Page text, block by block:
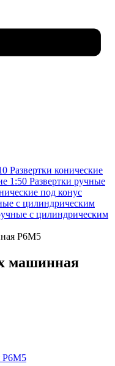
Развертки конические
1:50 Развертки ручные
под конус
с цилиндрическим
с цилиндрическим
Р6М5
машинная